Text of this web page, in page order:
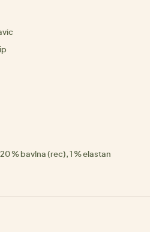
% bavlna (rec), 1 % elastan